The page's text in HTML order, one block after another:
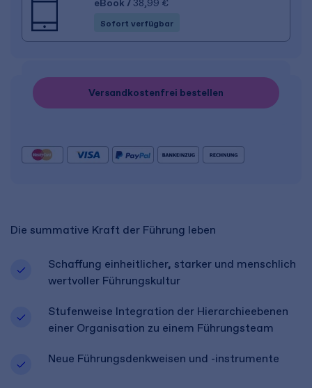
Die summative Kraft der Führung leben
Schaffung einheitlicher, starker und menschlich
wertvoller Führungskultur
Stufenweise Integration der Hierarchieebenen
einer Organisation zu einem Führungsteam
Neue Führungsdenkweisen und -instrumente
eBook / 38,99 €
Sofort verfügbar
Versandkostenfrei bestellen